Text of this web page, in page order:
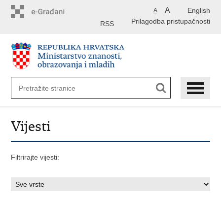
English
A A
Prilagodba pristupačnosti
RSS
Vijesti
Filtrirajte vijesti: